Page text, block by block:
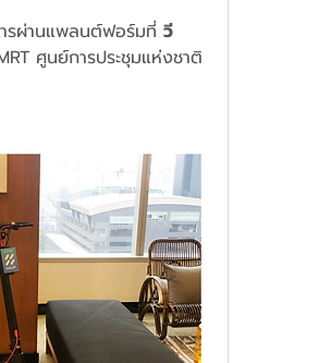
รผ่านแพลนต์ฟอร์มที่ วี
ศูนย์การประชุมแห่งชาติ